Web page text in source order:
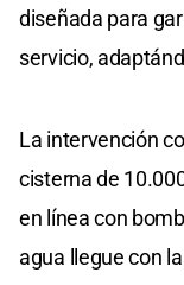
diseñada para
servicio,
La intervención
cisterna de
en línea con
agua llegue con